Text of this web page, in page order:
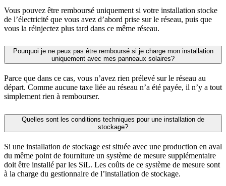
Vous pouvez être remboursé uniquement si votre installation stocke
de l’électricité que vous avez d’abord prise sur le réseau, puis que
vous la réinjectez plus tard dans ce même réseau.
Pourquoi je ne peux pas être remboursé si je charge mon installation
uniquement avec mes panneaux solaires?
Parce que dans ce cas, vous n’avez rien prélevé sur le réseau au
départ. Comme aucune taxe liée au réseau n’a été payée, il n’y a tout
simplement rien à rembourser.
Quelles sont les conditions techniques pour une installation de
stockage?
Si une installation de stockage est située avec une production en aval
du même point de fourniture un système de mesure supplémentaire
doit être installé par les SiL. Les coûts de ce système de mesure sont
à la charge du gestionnaire de l’installation de stockage.